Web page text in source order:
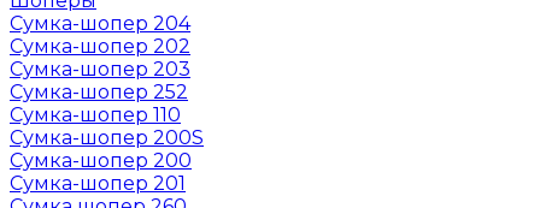
Сумка-шопер 204
Сумка-шопер 202
Сумка-шопер 203
Сумка-шопер 252
Сумка-шопер 110
Сумка-шопер 200S
Сумка-шопер 200
Сумка-шопер 201